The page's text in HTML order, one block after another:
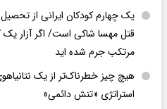
یک چهارم کودکان ایرانی از
قتل مهسا شاکی است/ اگر آزار یک
مرتکب جرم شده اید
هیچ چیز خطرناک‌تر از یک
استراتژی «تنش دائمی»